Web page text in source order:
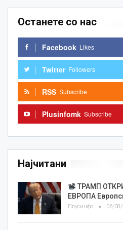
Останете со нас
Facebook Likes
Twitter Followers
RSS Subscribe
Plusinfomk Subscribe
Најчитани
ТРАМП
ЕВРОПА
Плусинфо 06/